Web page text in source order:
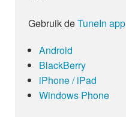
Gebruik deTuneIn app
Android
BlackBerry
iPhone / iPad
Windows Phone